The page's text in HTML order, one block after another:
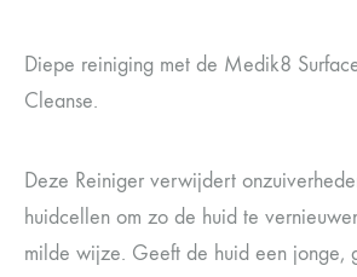
Diepe reiniging met de Medik8
Cleanse.
Deze Reiniger verwijdert
huidcellen om zo de huid te
milde wijze. Geeft de huid een jonge,